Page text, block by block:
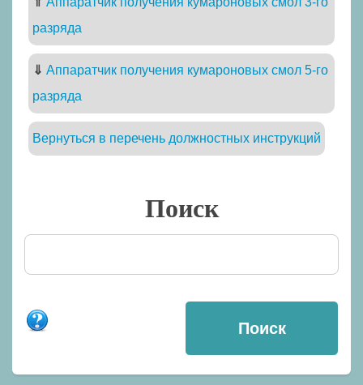
разряда
⇓ Аппаратчик получения кумароновых смол 5-го
разряда
Вернуться в перечень должностных инструкций
Поиск